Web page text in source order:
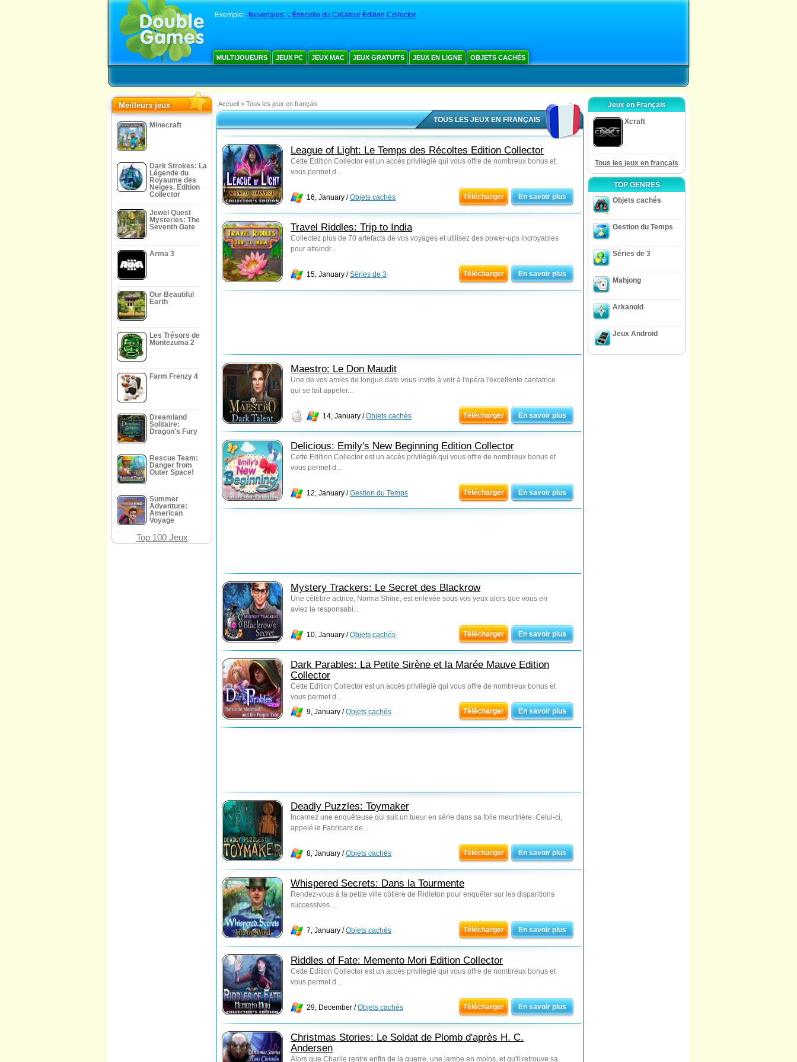
Exemple: Nevertales: L'Étincelle du Créateur Édition Collector
MULTIJOUEURS JEUX PC JEUX MAC JEUX GRATUITS JEUX EN LIGNE OBJETS CACHÉS
Meilleurs jeux
Minecraft
Dark Strokes: La
Légende du
Royaume des
Neiges. Edition
Collector
Jewel Quest
Mysteries: The
Seventh Gate
Arma 3
Our Beautiful
Earth
Les Trésors de
Montezuma 2
Farm Frenzy 4
Dreamland
Solitaire:
Dragon's Fury
Rescue Team:
Danger from
Outer Space!
Summer
Adventure:
American
Voyage
Top 100 Jeux
Accueil > Tous les jeux en français
TOUS LES JEUX EN FRANÇAIS
League of Light: Le Temps des Récoltes Edition Collector
Cette Edition Collector est un accès privilégié qui vous offre de nombreux bonus et
vous permet d...
16, January /Objets cachés Télécharger En savoir plus
Travel Riddles: Trip to India
Collectez plus de 70 artefacts de vos voyages et utilisez des power-ups incroyables
pour atteindr...
15, January /Séries de 3 Télécharger En savoir plus
Maestro: Le Don Maudit
Une de vos amies de longue date vous invite à voir à l'opéra l'excellente cantatrice
qui se fait appeler...
14, January /Objets cachés Télécharger En savoir plus
Delicious: Emily's New Beginning Edition Collector
Cette Edition Collector est un accès privilégié qui vous offre de nombreux bonus et
vous permet d...
12, January /Gestion du Temps Télécharger En savoir plus
Mystery Trackers: Le Secret des Blackrow
Une célèbre actrice, Norma Shine, est enlevée sous vos yeux alors que vous en
aviez la responsabi...
10, January /Objets cachés Télécharger En savoir plus
Dark Parables: La Petite Sirène et la Marée Mauve Edition
Collector
Cette Edition Collector est un accès privilégié qui vous offre de nombreux bonus et
vous permet d...
9, January /Objets cachés Télécharger En savoir plus
Deadly Puzzles: Toymaker
Incarnez une enquêteuse qui suit un tueur en série dans sa folie meurtrière. Celui-ci,
appelé le Fabricant de...
8, January /Objets cachés Télécharger En savoir plus
Whispered Secrets: Dans la Tourmente
Rendez-vous à la petite ville côtière de Ridleton pour enquêter sur les disparitions
successives ...
7, January /Objets cachés Télécharger En savoir plus
Riddles of Fate: Memento Mori Edition Collector
Cette Edition Collector est un accès privilégié qui vous offre de nombreux bonus et
vous permet d...
29, December /Objets cachés Télécharger En savoir plus
Christmas Stories: Le Soldat de Plomb d'après H. C.
Andersen
Alors que Charlie rentre enfin de la guerre, une jambe en moins, et qu'il retrouve sa
Jeux en Français
Xcraft
Tous les jeux en français
TOP GENRES
Objets cachés
Gestion du Temps
Séries de 3
Mahjong
Arkanoid
Jeux Android